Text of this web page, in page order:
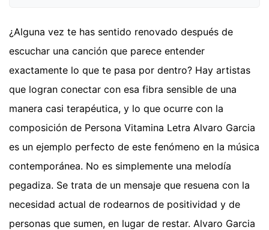
¿Alguna vez te has sentido renovado después de
escuchar una canción que parece entender
exactamente lo que te pasa por dentro? Hay artistas
que logran conectar con esa fibra sensible de una
manera casi terapéutica, y lo que ocurre con la
composición de Persona Vitamina Letra Alvaro Garcia
es un ejemplo perfecto de este fenómeno en la música
contemporánea. No es simplemente una melodía
pegadiza. Se trata de un mensaje que resuena con la
necesidad actual de rodearnos de positividad y de
personas que sumen, en lugar de restar. Alvaro Garcia